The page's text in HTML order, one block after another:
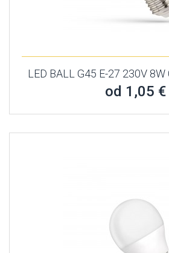
LED BALL G45 E-27 230V 8W
od 1,05 €